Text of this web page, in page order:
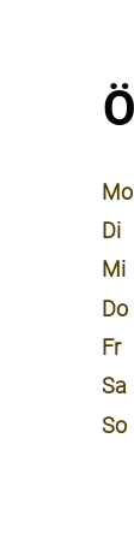
Mo
Di
Mi
Do
Fr
Sa
So